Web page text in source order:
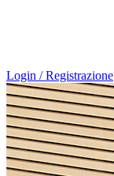
Login / Registrazione